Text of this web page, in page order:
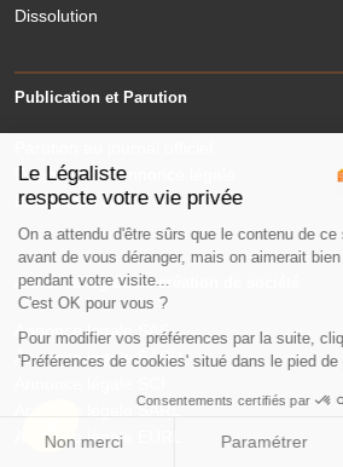
Le Légaliste
respecte votre vie privée
On a attendu d'être sûrs que le contenu de
avant de vous déranger, mais on aimerait
pendant votre visite...
C'est OK pour vous ?
Pour modifier vos préférences par la suite,
'Préférences de cookies' situé dans le pied de
Consentements certifiés par
Non merci Paramétrer
Dissolution
Publication et Parution
Deposer une annonce légale
Publication JAL
Annonce légale de création de société
Annonce légale SAS
Annonce légale SASU
Annonce légale SARL
Annonce légale EURL